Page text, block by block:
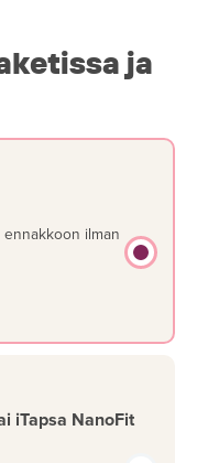
ja
ennakkoon ilman
iTapsa NanoFit